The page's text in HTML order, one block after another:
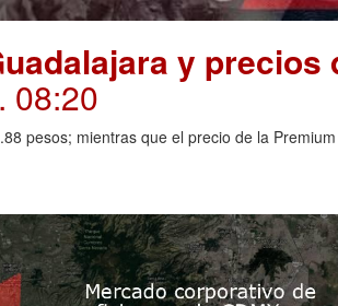
y precios
. 08:20
pesos; mientras que el precio de la